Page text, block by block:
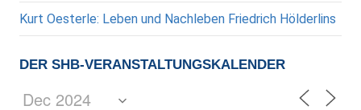
Kurt Oesterle: Leben und Nachleben Friedrich Hölderlins
DER SHB-VERANSTALTUNGSKALENDER